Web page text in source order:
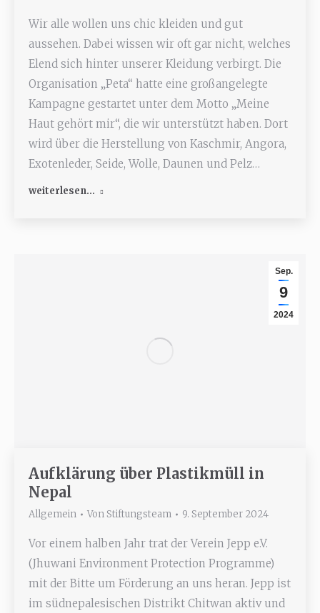
Wir alle wollen uns chic kleiden und gut
aussehen. Dabei wissen wir oft gar nicht, welches
Elend sich hinter unserer Kleidung verbirgt. Die
Organisation „Peta“ hatte eine großangelegte
Kampagne gestartet unter dem Motto „Meine
Haut gehört mir“, die wir unterstützt haben. Dort
wird über die Herstellung von Kaschmir, Angora,
Exotenleder, Seide, Wolle, Daunen und Pelz…
weiterlesen...
Sep.
9
2024
Aufklärung über Plastikmüll in
Nepal
Allgemein Von Stiftungsteam 9. September 2024
Vor einem halben Jahr trat der Verein Jepp e.V.
(Jhuwani Environment Protection Programme)
mit der Bitte um Förderung an uns heran. Jepp ist
im südnepalesischen Distrikt Chitwan aktiv und